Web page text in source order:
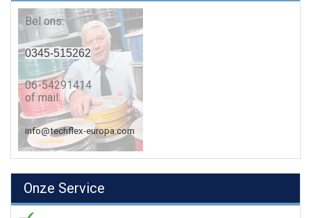
Bel ons:
0345-515262
06-54291414
of mail:
info@techflex-europa.com
Onze Service